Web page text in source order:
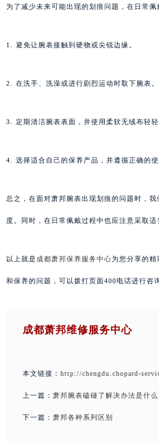
为了减少未来可能出现的划痕问题，在日常佩
1. 避免让腕表接触到硬物或尖锐边缘。
2. 在洗手、洗澡或进行剧烈运动时取下腕表。
3. 定期清洁腕表表面，并使用柔软无绒布轻轻
4. 选择适合自己的保养产品，并遵循正确的使
总之，在面对萧邦腕表出现划痕的问题时，
度。同时，在日常佩戴过程中也应注意采取
以上就是 成都萧邦保养服务中心为您分享的
和保养的问题，可以拨打页面400电话进行咨
成都萧邦维修服务中心
本文链接： http://chengdu.chopard-
上一篇： 萧邦腕表磕碰了解决办法是什么
下一篇： 萧邦各种系列区别